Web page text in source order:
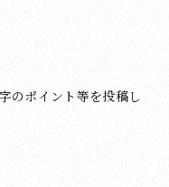
のポイント等を投稿し